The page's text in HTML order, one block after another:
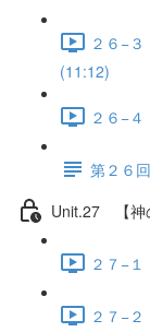
２６−
(11:12)
２６−
第２６
Unit.27 【神
２７−
２７−